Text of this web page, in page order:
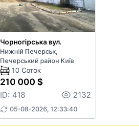
Чорногірська вул.
Нижній Печерськ,
Печерський район Київ
10 Соток
210 000 $
ID: 418 2132
05-08-2026, 12:33:40